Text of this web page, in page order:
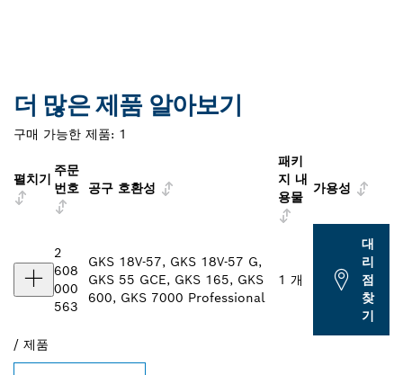
더 많은 제품 알아보기
구매 가능한 제품: 1
펼치기
주문
번호
공구 호환성
패키
지 내
용물
가용성
2
608
000
563
GKS 18V-57, GKS 18V-57 G,
GKS 55 GCE, GKS 165, GKS
600, GKS 7000 Professional
1 개
대
리
점
찾
기
/ 제품